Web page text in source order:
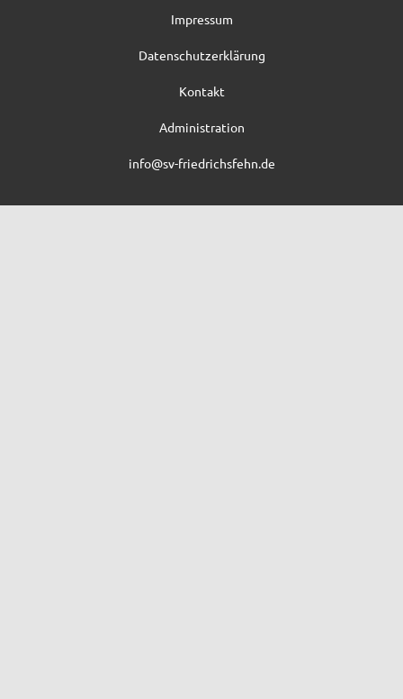
Impressum
Datenschutzerklärung
Kontakt
Administration
info@sv-friedrichsfehn.de